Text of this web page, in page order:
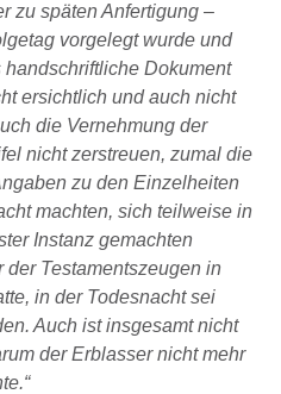
zu späten Anfertigung –
vorgelegt wurde und
Dokument
ersichtlich und auch nicht
die Vernehmung der
nicht zerstreuen, zumal die
zu den Einzelheiten
machten, sich teilweise in
Instanz gemachten
Testamentszeugen in
in der Todesnacht sei
Auch ist insgesamt nicht
der Erblasser nicht mehr